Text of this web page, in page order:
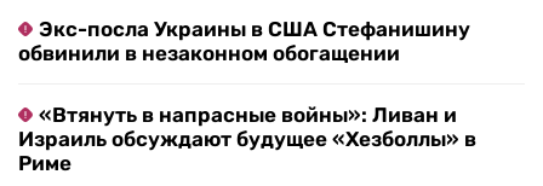
Экс-посла Украины в США Стефанишину
обвинили в незаконном обогащении
«Втянуть в напрасные войны»: Ливан и
Израиль обсуждают будущее «Хезболлы» в
Риме